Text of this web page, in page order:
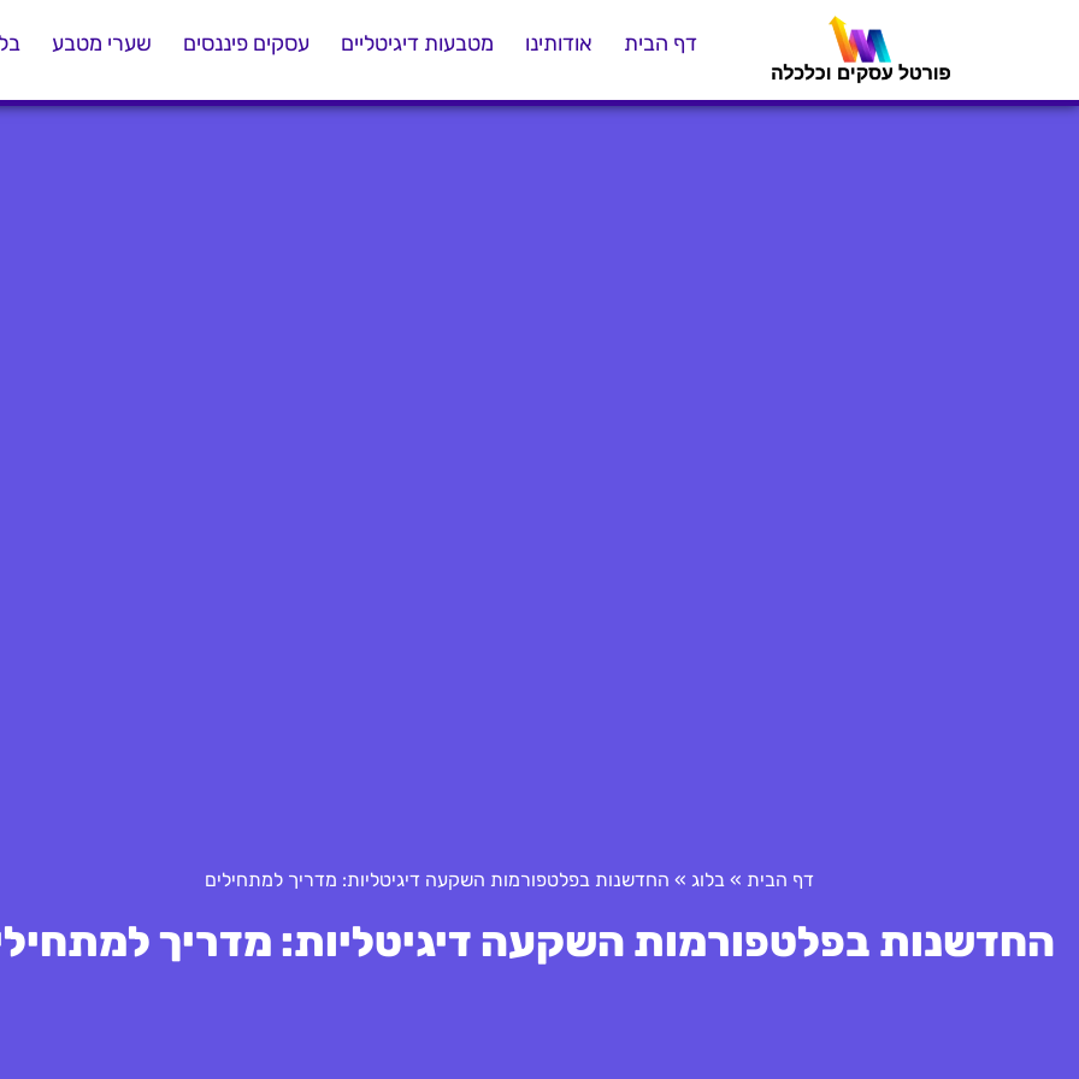
דף הבית אודותינו מטבעות דיגיטליים עסקים פיננסים שערי מטבע
דף הבית » בלוג » החדשנות בפלטפורמות השקעה דיגיטליות: מדריך למתחילים
החדשנות בפלטפורמות השקעה דיגיטליות: מדריך